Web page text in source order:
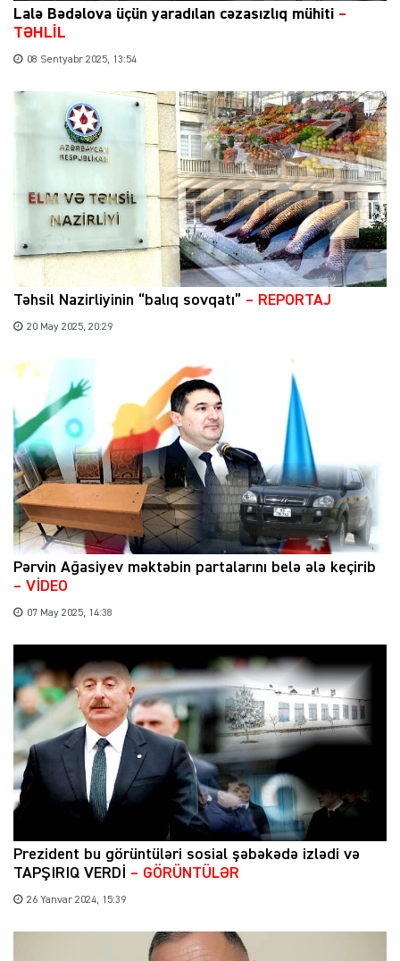
Lalə Bədəlova üçün yaradılan cəzasızlıq mühiti –
TƏHLİL
08 Sentyabr 2025, 13:54
Təhsil Nazirliyinin “balıq sovqatı” – REPORTAJ
20 May 2025, 20:29
Pərvin Ağasiyev məktəbin partalarını belə ələ keçirib
– VİDEO
07 May 2025, 14:38
Prezident bu görüntüləri sosial şəbəkədə izlədi və
TAPŞIRIQ VERDİ – GÖRÜNTÜLƏR
26 Yanvar 2024, 15:39